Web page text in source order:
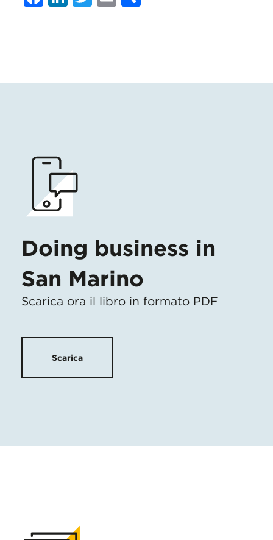
Doing business in
San Marino
Scarica ora il libro in formato PDF
Scarica